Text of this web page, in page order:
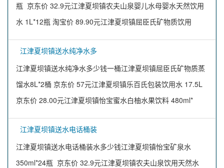
瓶 京东价 32.9元江津夏坝镇农夫山泉婴儿水母婴水天然饮用
水 1L*12瓶 淘宝价 89.90元江津夏坝镇屈臣氏矿物质饮用
江津夏坝镇送水纯净水多
江津夏坝镇送水纯净水多少钱一桶江津夏坝镇屈臣氏矿物质蒸
馏水8L*2桶 京东价 57元江津夏坝镇乐百氏包装饮用水 17.5L
京东价 28.00元江津夏坝镇怡宝蜜水白柚水果饮料 480ml*
江津夏坝镇送水电话桶装
江津夏坝镇送水电话桶装水多少钱江津夏坝镇怡宝矿泉水
350ml*24瓶 京东价 32.9元江津夏坝镇农夫山泉饮用天然水